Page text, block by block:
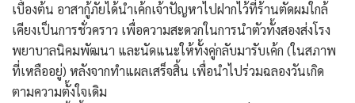
​เบื้องต้น อาสากู้ภัยได้นำเค้กเจ้าปัญหาไปฝากไว้ที่ร้านตัดผมใกล้
เคียงเป็นการชั่วคราว เพื่อความสะดวกในการนำตัวทั้งสองส่งโรง
พยาบาลนิคมพัฒนา และนัดแนะให้ทั้งคู่กลับมารับเค้ก (ในสภาพ
ที่เหลืออยู่) หลังจากทำแผลเสร็จสิ้น เพื่อนำไปร่วมฉลองวันเกิด
ตามความตั้งใจเดิม